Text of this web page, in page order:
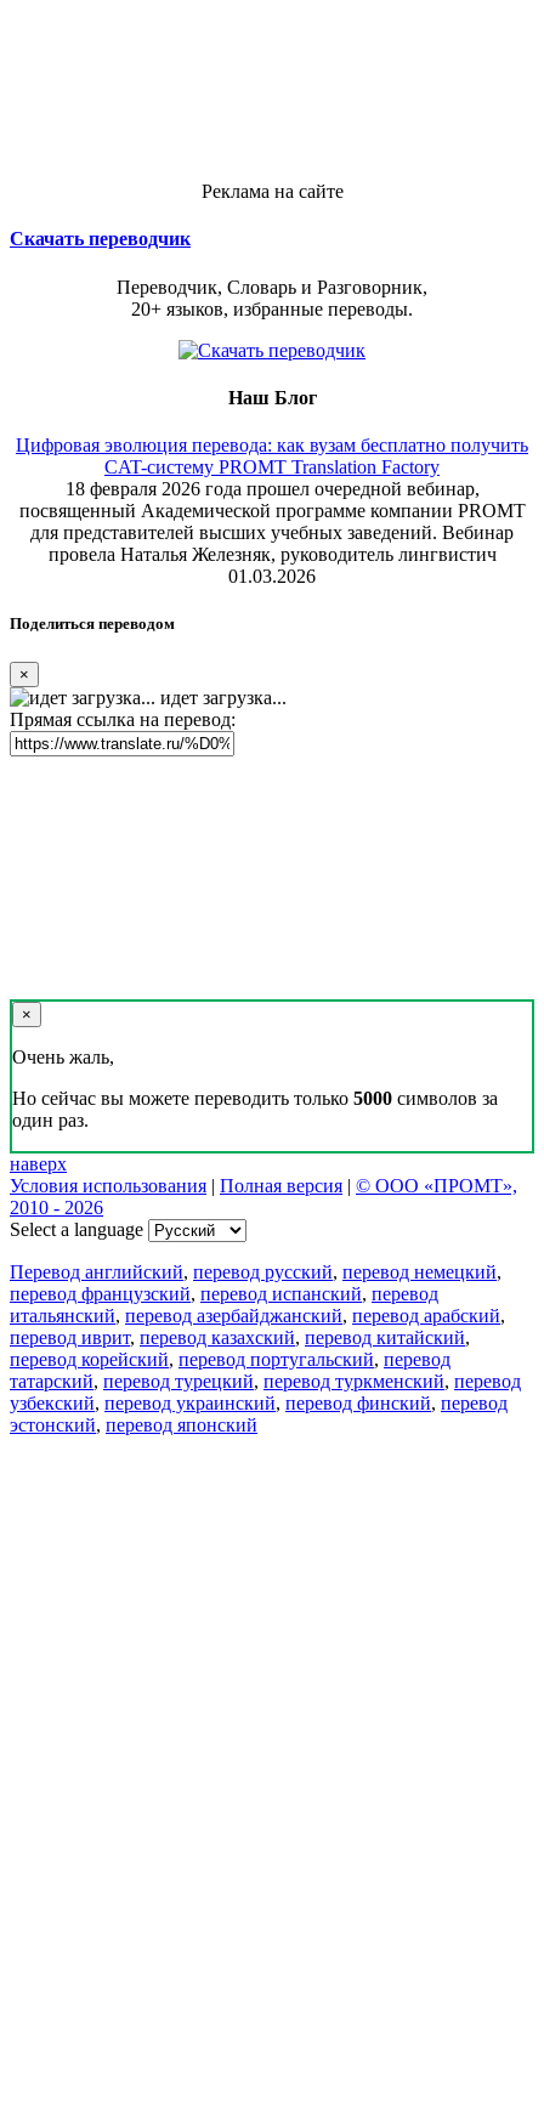
Реклама на сайте
Скачать переводчик
Переводчик, Словарь и Разговорник,
20+ языков, избранные переводы.
Наш Блог
Цифровая эволюция перевода: как вузам бесплатно получить
CAT-систему PROMT Translation Factory
18 февраля 2026 года прошел очередной вебинар,
посвященный Академической программе компании PROMT
для представителей высших учебных заведений. Вебинар
провела Наталья Железняк, руководитель лингвистич
01.03.2026
Поделиться переводом
×
идет загрузка...
Прямая ссылка на перевод:
×
Очень жаль,
Но сейчас вы можете переводить только 5000 символов за
один раз.
наверх
Условия использования | Полная версия | © ООО «ПРОМТ»,
2010 - 2026
Select a language
Перевод английский, перевод русский, перевод немецкий,
перевод французский, перевод испанский, перевод
итальянский, перевод азербайджанский, перевод арабский,
перевод иврит, перевод казахский, перевод китайский,
перевод корейский, перевод португальский, перевод
татарский, перевод турецкий, перевод туркменский, перевод
узбекский, перевод украинский, перевод финский, перевод
эстонский, перевод японский